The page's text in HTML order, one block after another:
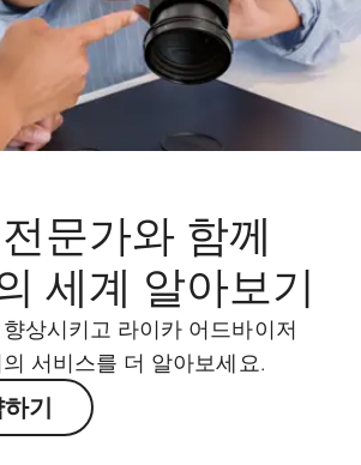
문가와 함께
세계 알아보기
상시키고 라이카 어드바이저
서비스를 더 알아보세요.
기